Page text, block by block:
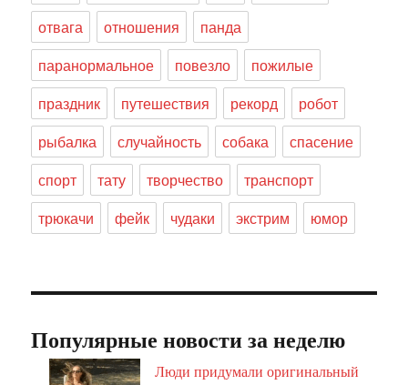
отвага
отношения
панда
паранормальное
повезло
пожилые
праздник
путешествия рекорд
робот
рыбалка
случайность собака
спасение
спорт
тату творчество
транспорт
трюкачи
фейк чудаки экстрим юмор
Популярные новости за неделю
Люди придумали оригинальный